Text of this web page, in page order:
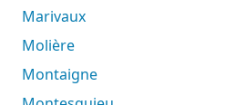
Marivaux
Molière
Montaigne